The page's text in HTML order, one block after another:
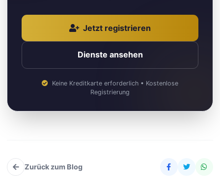
Jetzt registrieren
Dienste ansehen
Keine Kreditkarte erforderlich • Kostenlose
Registrierung
Zurück zum Blog